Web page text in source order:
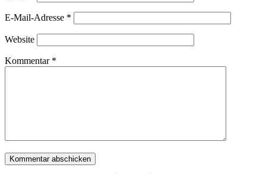
E-Mail-Adresse *
Website
Kommentar *